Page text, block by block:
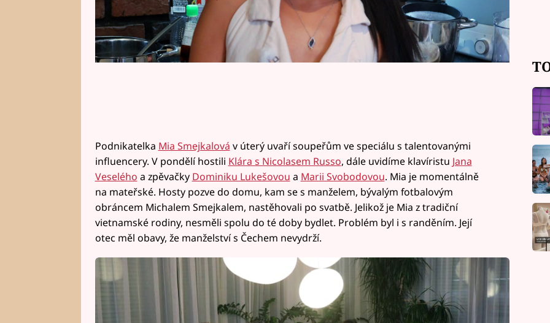
Podnikatelka Mia Smejkalová v úterý uvaří soupeřům ve speciálu s talentovanými
influencery. V pondělí hostili Klára s Nicolasem Russo, dále uvidíme klavíristu Jana
Veselého a zpěvačky Dominiku Lukešovou a Marii Svobodovou. Mia je momentálně
na mateřské. Hosty pozve do domu, kam se s manželem, bývalým fotbalovým
obráncem Michalem Smejkalem, nastěhovali po svatbě. Jelikož je Mia z tradiční
vietnamské rodiny, nesměli spolu do té doby bydlet. Problém byl i s randěním. Její
otec měl obavy, že manželství s Čechem nevydrží.